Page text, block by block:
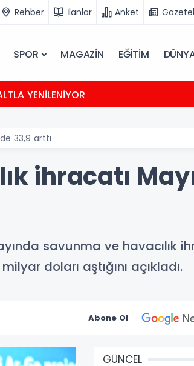
Rehber İlanlar Anket
SPOR MAGAZİN EĞİTİM
33,9 arttı
ihracatı
savunma ve havacılık
doları aştığını açıkladı.
Abone Ol
GÜNCEL